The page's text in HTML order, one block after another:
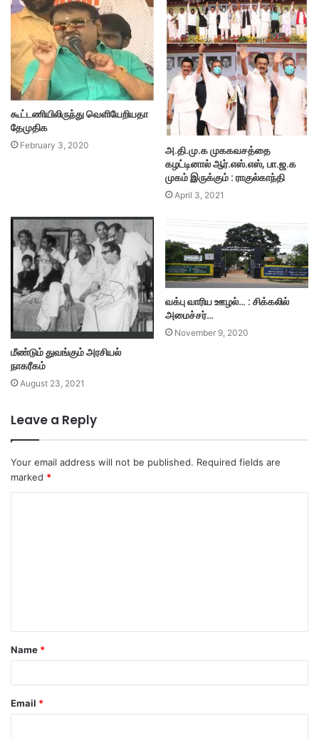
கூட்டணியிலிருந்து வெளியேறியதா
தேமுதிக
February 3, 2020
அ.தி.மு.க முககவசத்தை
கழட்டினால் ஆர்.எஸ்.எஸ், பா.ஜ.க
முகம் இருக்கும் : ராகுல்காந்தி
April 3, 2021
மீண்டும் துவங்கும் அரசியல்
நாகரீகம்
August 23, 2021
வக்பு வாரிய ஊழல்… : சிக்கலில்
அமைச்சர்…
November 9, 2020
Leave a Reply
Your email address will not be published. Required fields are
marked *
t
*
Name *
Email *